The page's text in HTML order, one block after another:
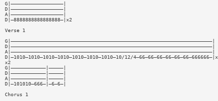
G|——————————————————|
D|——————————————————|
A|——————————————————|
D|—8888888888888888—|x2
Verse 1
G|—————————————————————————————————————————————————————————————————————|
D|—————————————————————————————————————————————————————————————————————|
A|—————————————————————————————————————————————————————————————————————|
D|—1010—1010—1010—1010—1010—1010—1010—10/12/
x2
G|————————————|—————|
D|————————————|—————|
A|————————————|—————|
D|—101010—666—|—6—6—|
Chorus 1